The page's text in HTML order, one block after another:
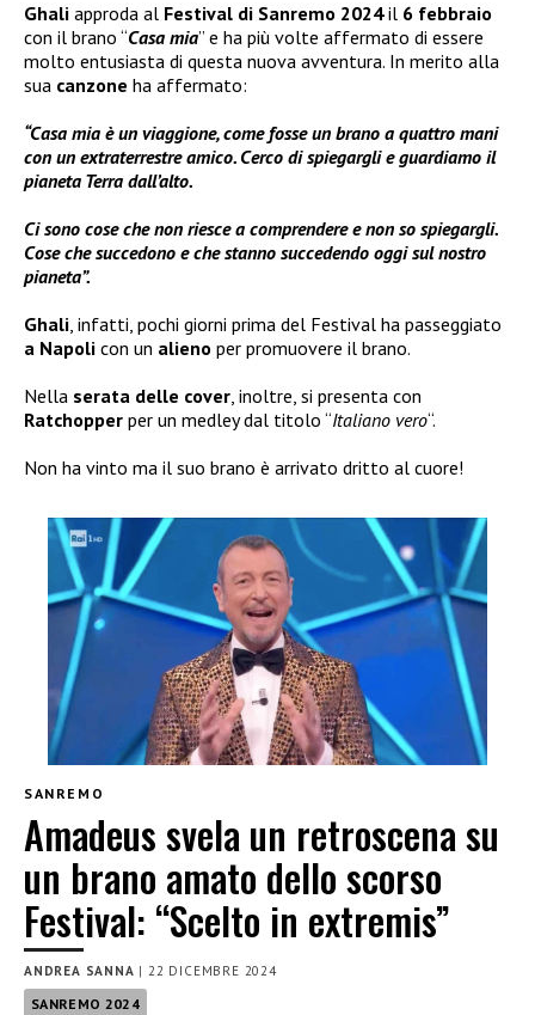
Ghali approda al Festival di Sanremo 2024il 6 febbraio
con il brano “Casa mia” e ha più volte affermato di essere
molto entusiasta di questa nuova avventura. In merito alla
sua canzone ha affermato:
“Casa mia è un viaggione, come fosse un brano a quattro mani
con un extraterrestre amico. Cerco di spiegargli e guardiamo il
pianeta Terra dall’alto.
Ci sono cose che non riesce a comprendere e non so spiegargli.
Cose che succedono e che stanno succedendo oggi sul nostro
pianeta”.
Ghali, infatti, pochi giorni prima del Festival ha passeggiato
a Napoli con un alieno per promuovere il brano.
Nella serata delle cover, inoltre, si presenta con
Ratchopper per un medley dal titolo “Italiano vero“.
Non ha vinto ma il suo brano è arrivato dritto al cuore!
SANREMO
Amadeus svela un retroscena su
un brano amato dello scorso
Festival: “Scelto in extremis”
ANDREA SANNA |22 DICEMBRE 2024
SANREMO 2024